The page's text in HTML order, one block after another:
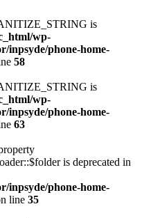
is
wp-
inpsyde/phone-home-
58
is
wp-
inpsyde/phone-home-
63
is deprecated in
inpsyde/phone-home-
line 35